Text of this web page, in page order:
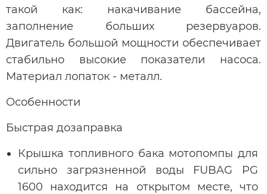
такой как: накачивание бассейна,
заполнение больших резервуаров.
Двигатель большой мощности обеспечивает
стабильно высокие показатели насоса.
Материал лопаток - металл.
Особенности
Быстрая дозаправка
Крышка топливного бака мотопомпы для
сильно загрязненной воды FUBAG PG
1600 находится на открытом месте, что